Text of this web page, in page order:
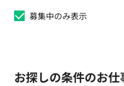
募集中のみ表示
お探しの条件のお